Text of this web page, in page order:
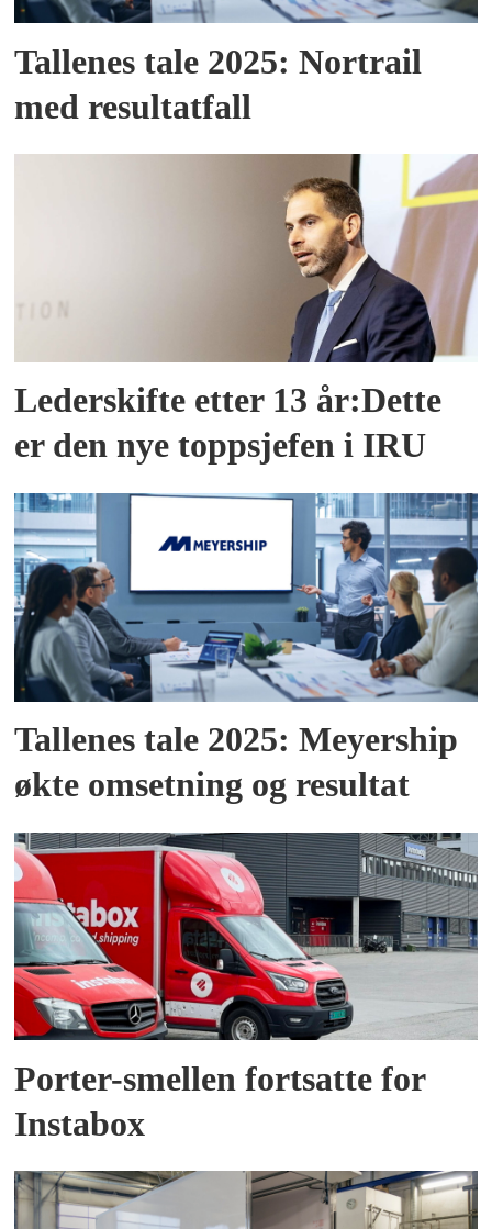
Tallenes tale 2025: Nortrail
med resultatfall
Lederskifte etter 13 år:Dette
er den nye toppsjefen i IRU
Tallenes tale 2025: Meyership
økte omsetning og resultat
Porter-smellen fortsatte for
Instabox